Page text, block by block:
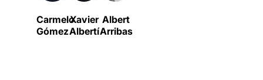
Carmelo
Gómez
Xavier
Albertí
Albert
Arribas